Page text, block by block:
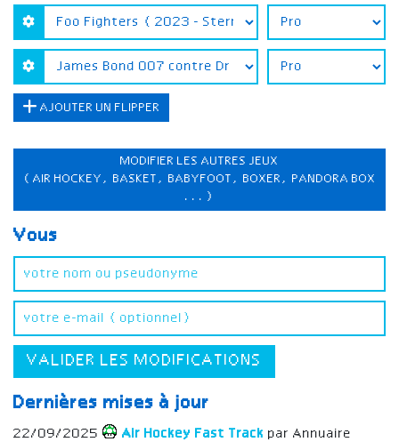
AJOUTER UN FLIPPER
MODIFIER LES AUTRES JEUX
(AIR HOCKEY, BASKET, BABYFOOT, BOXER, PANDORA BOX
...)
Vous
VALIDER LES MODIFICATIONS
Dernières mises à jour
22/09/2025 Air Hockey Fast Track par Annuaire